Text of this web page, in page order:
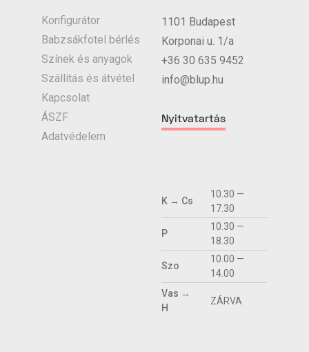
Konfigurátor
Babzsákfotel bérlés
Színek és anyagok
Szállítás és átvétel
Kapcsolat
ÁSZF
Adatvédelem
1101 Budapest
Korponai u. 1/a
+36 30 635 9452
info@blup.hu
Nyitvatartás
K → Cs
10.30 —
17.30
P
10.30 —
18.30
Szo
10.00 —
14.00
Vas →
H
ZÁRVA